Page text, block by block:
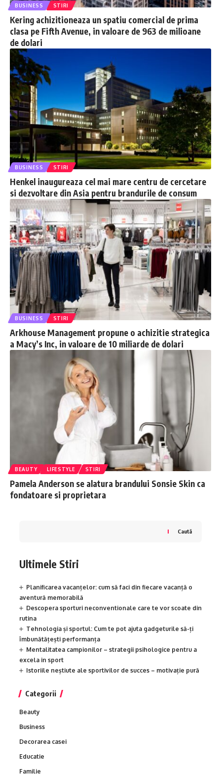
BUSINESS STIRI
Kering achizitioneaza un spatiu comercial de prima
clasa pe Fifth Avenue, in valoare de 963 de milioane
de dolari
BUSINESS STIRI
Henkel inaugureaza cel mai mare centru de cercetare
si dezvoltare din Asia pentru brandurile de consum
BUSINESS STIRI
Arkhouse Management propune o achizitie strategica
a Macy’s Inc, in valoare de 10 miliarde de dolari
BEAUTY LIFESTYLE STIRI
Pamela Anderson se alatura brandului Sonsie Skin ca
fondatoare si proprietara
Caută
Ultimele Stiri
Planificarea vacanțelor: cum să faci din fiecare vacanță o
aventură memorabilă
Descopera sporturi neconventionale care te vor scoate din
rutina
Tehnologia și sportul: Cum te pot ajuta gadgeturile să-ți
îmbunătățești performanța
Mentalitatea campionilor – strategii psihologice pentru a
excela in sport
Istoriile neștiute ale sportivilor de succes – motivație pură
Categorii
Beauty
Business
Decorarea casei
Educatie
Familie